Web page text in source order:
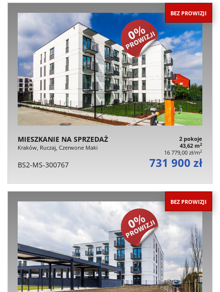
BEZ PROWIZJI
MIESZKANIE NA SPRZEDAŻ
Kraków, Ruczaj, Czerwone Maki
2 pokoje
43,62 m2
16 779,00 zł/m2
BS2-MS-300767 731 900 zł
BEZ PROWIZJI